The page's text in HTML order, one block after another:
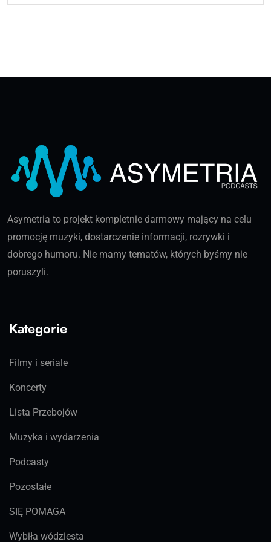
Asymetria to projekt kompletnie darmowy mający na celu
promocję muzyki, dostarczenie informacji, rozrywki i
dobrego humoru. Nie mamy tematów, których byśmy nie
poruszyli.
Kategorie
Filmy i seriale
Koncerty
Lista Przebojów
Muzyka i wydarzenia
Podcasty
Pozostałe
SIĘ POMAGA
Wybiła wódziesta